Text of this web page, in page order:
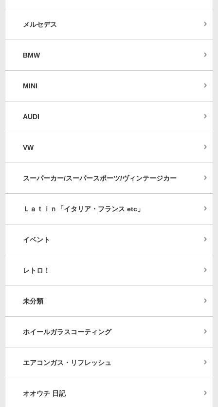
メルセデス
BMW
MINI
AUDI
VW
スーパーカー/スーパースポーツ/ヴィンテージカー
Ｌａｔｉｎ「イタリア・フランス etc」
イベント
レトロ！
未分類
ホイールガラスコーティング
エアコンガス・リフレッシュ
オオウチ 日記